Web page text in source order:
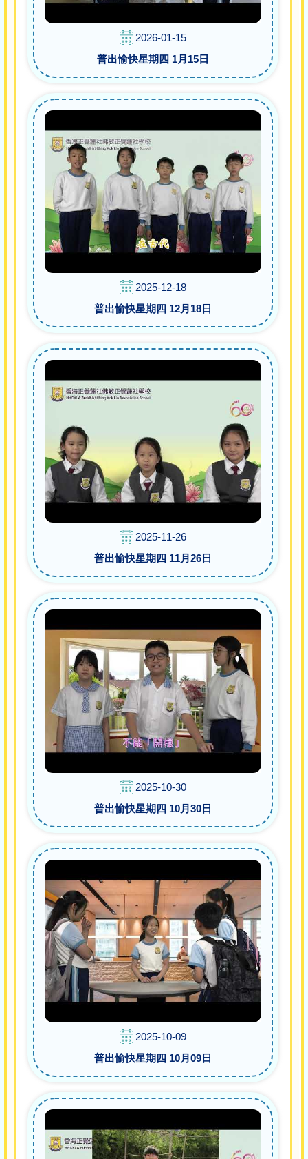
2026-01-15
普出愉快星期四 1月15日
2025-12-18
普出愉快星期四 12月18日
2025-11-26
普出愉快星期四 11月26日
2025-10-30
普出愉快星期四 10月30日
2025-10-09
普出愉快星期四 10月09日